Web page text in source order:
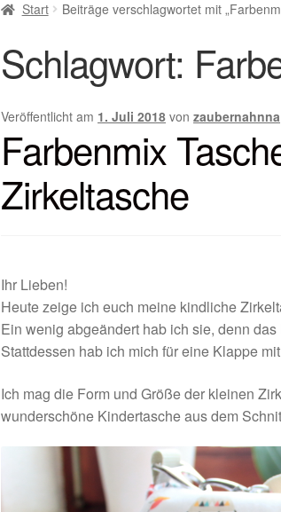
Start Beiträge verschlagwortet mit
Schlagwort:
Veröffentlicht am 1. Juli 2018 vonzaubernahnna
Farbenmix
Zirkeltasche
Ihr Lieben!
Heute zeige ich euch meine kindliche
Ein wenig abgeändert hab ich sie, denn
Stattdessen hab ich mich für eine Klappe
Ich mag die Form und Größe der kleinen
wunderschöne Kindertasche aus dem